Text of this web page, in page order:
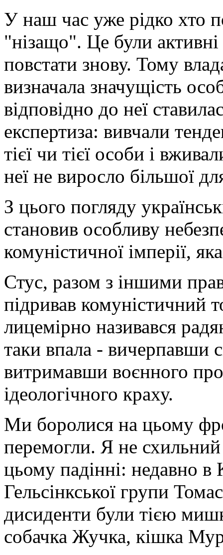
У наш час уже рідко хто
"нізащо". Це були
повстати знову. Тому
визначала значущість
відповідно до неї
експертиза: вивчали
тієї чи тієї особи і
неї не виросло більшої
З цього погляду
становив особливу
комуністичної імперії,
Стус, разом з іншими
підривав комуністичний
лицемірно називався
таки впала - вичерпавши
витримавши воєнного
ідеологічного краху.
Ми боролися на цьому
перемогли. Я не
цьому падінні: недавно в
Гельсінкської групи
дисиденти були тією
собачка Жучка, кішка